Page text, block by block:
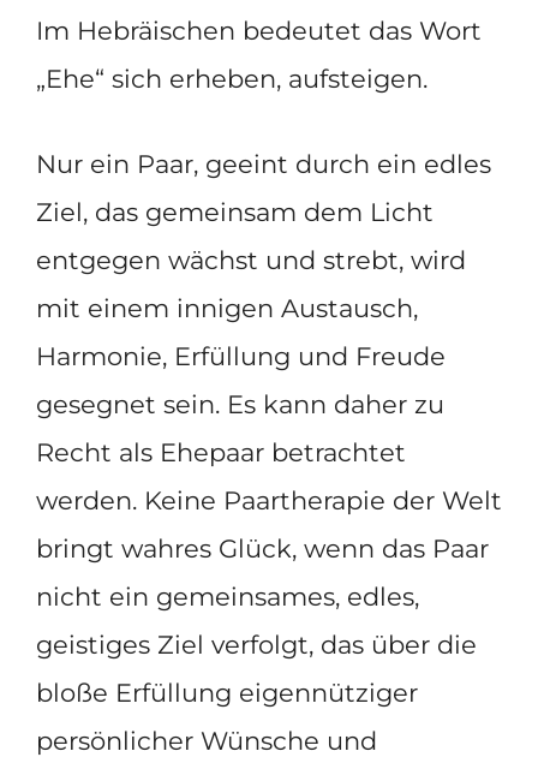
Im Hebräischen bedeutet das Wort
„Ehe“ sich erheben, aufsteigen.
Nur ein Paar, geeint durch ein edles
Ziel, das gemeinsam dem Licht
entgegen wächst und strebt, wird
mit einem innigen Austausch,
Harmonie, Erfüllung und Freude
gesegnet sein. Es kann daher zu
Recht als Ehepaar betrachtet
werden. Keine Paartherapie der Welt
bringt wahres Glück, wenn das Paar
nicht ein gemeinsames, edles,
geistiges Ziel verfolgt, das über die
bloße Erfüllung eigennütziger
persönlicher Wünsche und